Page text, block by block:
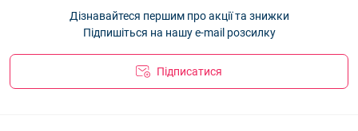
48-50 р.р. "Super" Україна 3030К-1— 155.30 ₴
Дізнавайтеся першим про акції та знижки
Підпишіться на нашу e-mail розсилку
Підписатися